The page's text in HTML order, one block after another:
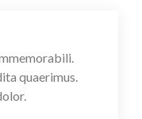
quaerimus.